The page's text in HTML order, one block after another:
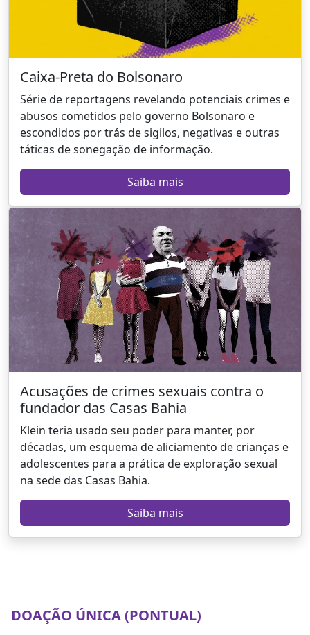
Caixa-Preta do Bolsonaro
Série de reportagens revelando potenciais crimes e
abusos cometidos pelo governo Bolsonaro e
escondidos por trás de sigilos, negativas e outras
táticas de sonegação de informação.
Saiba mais
Acusações de crimes sexuais contra o
fundador das Casas Bahia
Klein teria usado seu poder para manter, por
décadas, um esquema de aliciamento de crianças e
adolescentes para a prática de exploração sexual
na sede das Casas Bahia.
Saiba mais
DOAÇÃO ÚNICA (PONTUAL)